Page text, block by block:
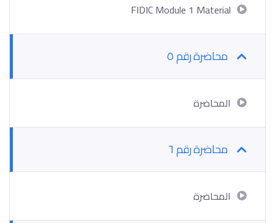
FIDIC Module 1 Material
محاضرة رقم ٥
المحاضرة
محاضرة رقم ٦
المحاضرة